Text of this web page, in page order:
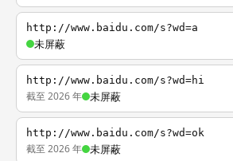
http://www.baidu.com/s?wd=a
未屏蔽
http://www.baidu.com/s?wd=hi
截至 2026 年 未屏蔽
http://www.baidu.com/s?wd=ok
截至 2026 年 未屏蔽